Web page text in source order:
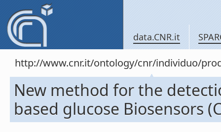
data.CNR.it
http://www.cnr.it/ontology/cnr/individuo/
New method for the
based glucose Biosensors